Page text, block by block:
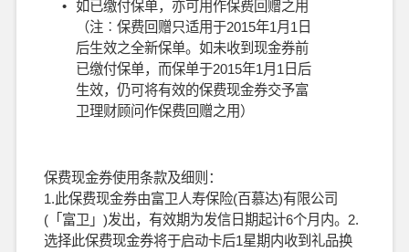
• 如已缴付保单，亦可用作保费回赠之用
（注︰保费回赠只适用于2015年1月1日
后生效之全新保单。如未收到现金券前
已缴付保单，而保单于2015年1月1日后
生效，仍可将有效的保费现金券交予富
卫理财顾问作保费回赠之用）
保费现金券使用条款及细则：
1.此保费现金券由富卫人寿保险(百慕达)有限公司
(「富卫」)发出，有效期为发信日期起计6个月内。2.
选择此保费现金券将于启动卡后1星期内收到礼品换